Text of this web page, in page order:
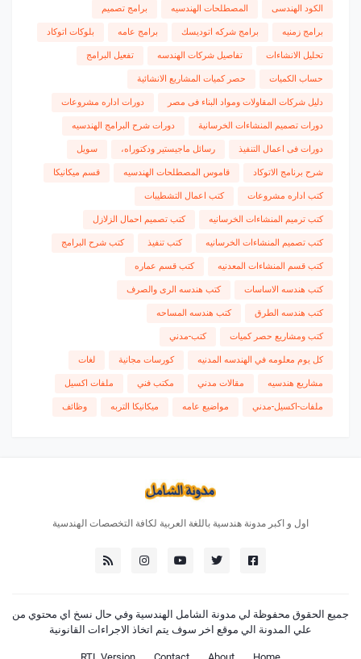
الكود الهندسى المصطلحات الهندسيه برامج تصميم
برامج زمنيه برامج شركه اتوديسك برامج عامه بلوكات اتوكاد
تحليل الانشاءات تفاصيل شركات الهندسه تفعيل البرامج
حساب الكميات حصر كميات المشاريع الانشائية
دليل شركات المقاولات ومواد البناء فى مصر دورات اداره مشروعات
دورات تصميم المنشاءات الخرسانية دورات شرح البرامج الهندسيه
دورات فى اعمال التنفيذ رسائل ماجيستير ودكتوراه، سويل
شرح برنامج الاتوكاد قاموس المصطلحات الهندسيه قسم ميكانيكا
كتب اداره مشروعات كتب اعمال التشطيبات
كتب ترميم المنشاءات الخرسانيه كتب تصميم احمال الزلازل
كتب تصميم المنشاءات الخرسانيه كتب تنفيذ كتب شرح البرامج
كتب قسم المنشاءات المعدنيه كتب قسم عماره
كتب هندسه الاساسات كتب هندسه الرى والصرف
كتب هندسه الطرق كتب هندسه المساحه
كتب ومشاريع حصر كميات كتب-مدني
كل يوم معلومه في الهندسه المدنيه كورسات مجانية لغات
مشاريع هندسيه مقالات مدني مكتب فني ملفات اكسيل
ملفات-اكسيل-مدني مواضيع عامه ميكانيكا التربه وظائف
اول و اكبر مدونة هندسية باللغة العربية لكافة التخصصات الهندسية
جميع الحقوق محفوظة لي مدونة الشامل الهندسية وفي حال نسخ اي محتوي من
علي المدونة الي موقع اخر سوف يتم اتخاذ الاجراءات القانونية